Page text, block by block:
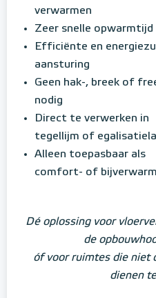
verwarmen
Zeer snelle opwarmtijd
Efficiënte en
aansturing
Geen hak-, breek of
nodig
Direct te verwerken in
tegellijm of
Alleen toepasbaar als
comfort- of
Dé oplossing voor
de
óf voor ruimtes die niet
dienen